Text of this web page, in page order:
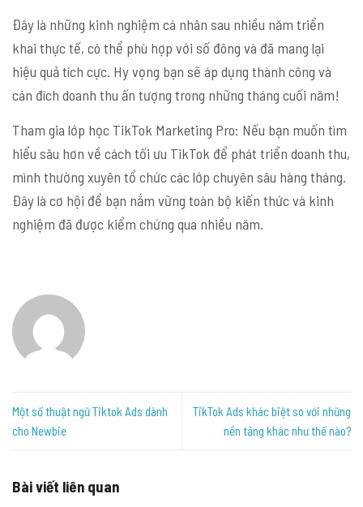
Đây là những kinh nghiệm cá nhân sau nhiều năm triển
khai thực tế, có thể phù hợp với số đông và đã mang lại
hiệu quả tích cực. Hy vọng bạn sẽ áp dụng thành công và
cán đích doanh thu ấn tượng trong những tháng cuối năm!
Tham gia lớp học TikTok Marketing Pro: Nếu bạn muốn tìm
hiểu sâu hơn về cách tối ưu TikTok để phát triển doanh thu,
mình thường xuyên tổ chức các lớp chuyên sâu hàng tháng.
Đây là cơ hội để bạn nắm vững toàn bộ kiến thức và kinh
nghiệm đã được kiểm chứng qua nhiều năm.
Một số thuật ngữ Tiktok Ads dành
cho Newbie
TikTok Ads khác biệt so với những
nền tảng khác như thế nào?
Bài viết liên quan